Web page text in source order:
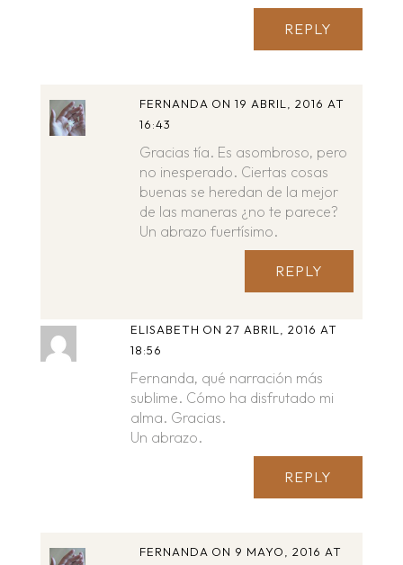
REPLY
FERNANDA ON 19 ABRIL, 2016 AT
16:43
Gracias tía. Es asombroso, pero
no inesperado. Ciertas cosas
buenas se heredan de la mejor
de las maneras ¿no te parece?
Un abrazo fuertísimo.
REPLY
ELISABETH ON 27 ABRIL, 2016 AT
18:56
Fernanda, qué narración más
sublime. Cómo ha disfrutado mi
alma. Gracias.
Un abrazo.
REPLY
FERNANDA ON 9 MAYO, 2016 AT